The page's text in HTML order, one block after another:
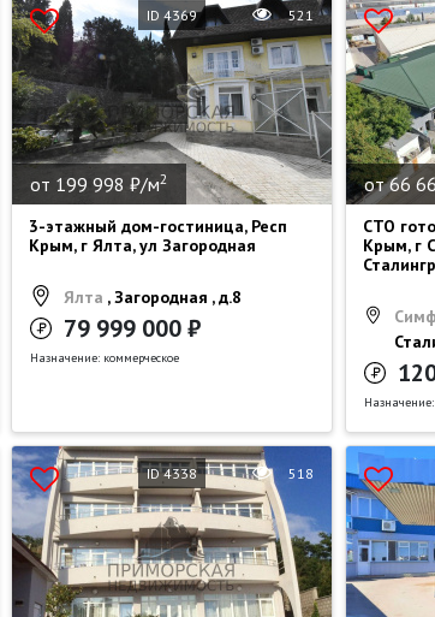
ID 4369 521
от 199 998 ₽/м2
3-этажный дом-гостиница, Респ
Крым, г Ялта, ул Загородная
Ялта , Загородная , д.8
79 999 000 ₽
Назначение: коммерческое
от 66
СТО
Крым, г
ID 4338 518